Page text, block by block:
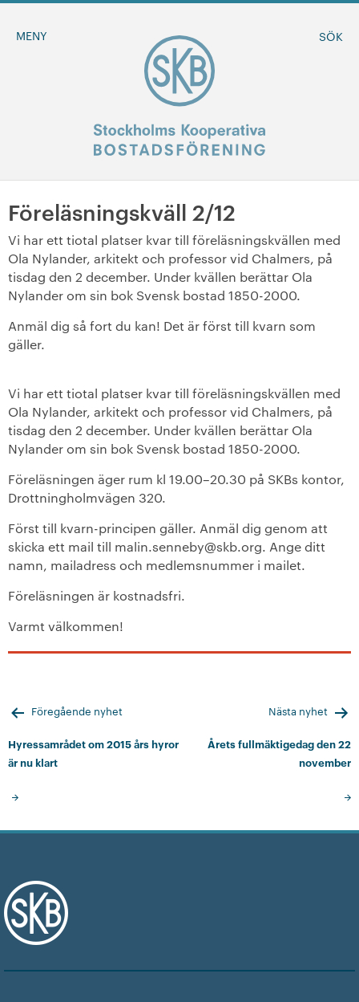
SÖK
MENY
BLI MEDLEM
MINA SIDOR
+
Om oss
Sök ledigt
+
Våra bostäder
Vår boendeform
Jobba hos oss
Föreläsningskväll 2/12
Vi har ett tiotal platser kvar till föreläsningskvällen med
Ola Nylander, arkitekt och professor vid Chalmers, på
tisdag den 2 december. Under kvällen berättar Ola
Nylander om sin bok Svensk bostad 1850-2000.
Anmäl dig så fort du kan! Det är först till kvarn som
gäller.
Vi har ett tiotal platser kvar till föreläsningskvällen med
Ola Nylander, arkitekt och professor vid Chalmers, på
tisdag den 2 december. Under kvällen berättar Ola
Nylander om sin bok Svensk bostad 1850-2000.
Föreläsningen äger rum kl 19.00–20.30 på SKBs kontor,
Drottningholmvägen 320.
Först till kvarn-principen gäller. Anmäl dig genom att
skicka ett mail till malin.senneby@skb.org. Ange ditt
namn, mailadress och medlemsnummer i mailet.
Föreläsningen är kostnadsfri.
Varmt välkommen!
Inläggsnavigering
Föregående nyhet
Hyressamrådet om 2015 års hyror
är nu klart
Nästa nyhet
Årets fullmäktigedag den 22
november